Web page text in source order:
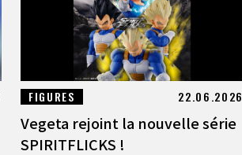
FIGURES 22.06.2026
Vegeta rejoint la nouvelle série
SPIRITFLICKS !